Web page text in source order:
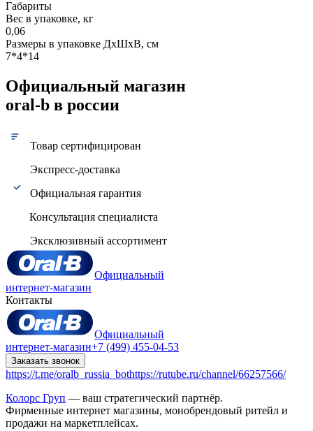
Габариты
Вес в упаковке, кг
0,06
Размеры в упаковке ДxШxВ, см
7*4*14
Официальный магазин
oral-b в россии
Товар сертифицирован
Экспресс-доставка
Официальная гарантия
Консультация специалиста
Эксклюзивный ассортимент
Официальный
интернет-магазин
Контакты
Официальный
интернет-магазин+7 (499) 455-04-53
Заказать звонок
https://t.me/oralb_russia_bothttps://rutube.ru/channel/66257566/
Колорс Груп — ваш стратегический партнёр.
Фирменные интернет магазины, монобрендовый ритейл и
продажи на маркетплейсах.